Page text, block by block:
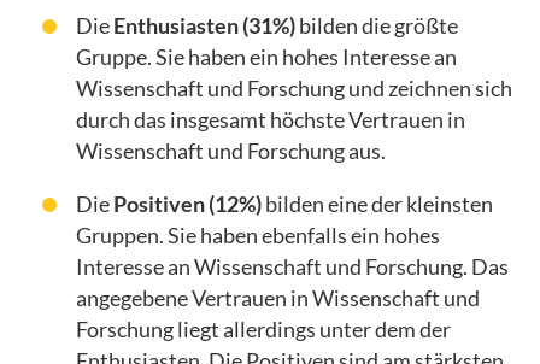
DieEnthusiasten (31%)bilden die größte
Gruppe. Sie haben ein hohes Interesse an
Wissenschaft und Forschung und zeichnen sich
durch das insgesamt höchste Vertrauen in
Wissenschaft und Forschung aus.
DiePositiven (12%)bilden eine der kleinsten
Gruppen. Sie habenebenfalls ein hohes
Interesse an Wissenschaft und Forschung. Das
angegebene Vertrauen in Wissenschaft und
Forschung liegt allerdings unter dem der